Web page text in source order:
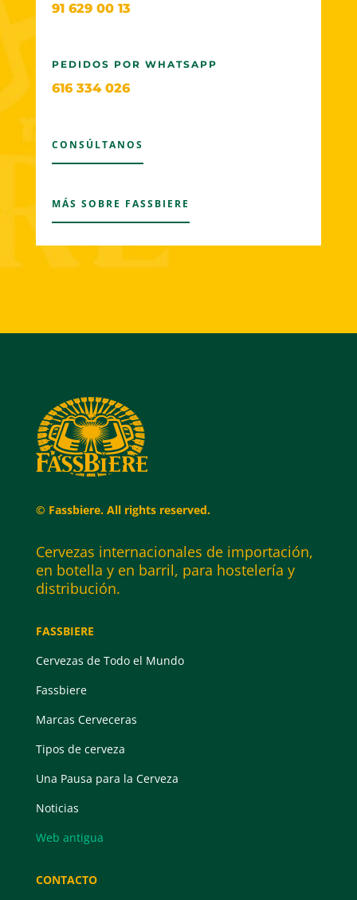
91 629 00 13
PEDIDOS POR WHATSAPP
616 334 026
CONSÚLTANOS
MÁS SOBRE FASSBIERE
© Fassbiere. All rights reserved.
Cervezas internacionales de importación,
en botella y en barril, para hostelería y
distribución.
FASSBIERE
Cervezas de Todo el Mundo
Fassbiere
Marcas Cerveceras
Tipos de cerveza
Una Pausa para la Cerveza
Noticias
Web antigua
CONTACTO